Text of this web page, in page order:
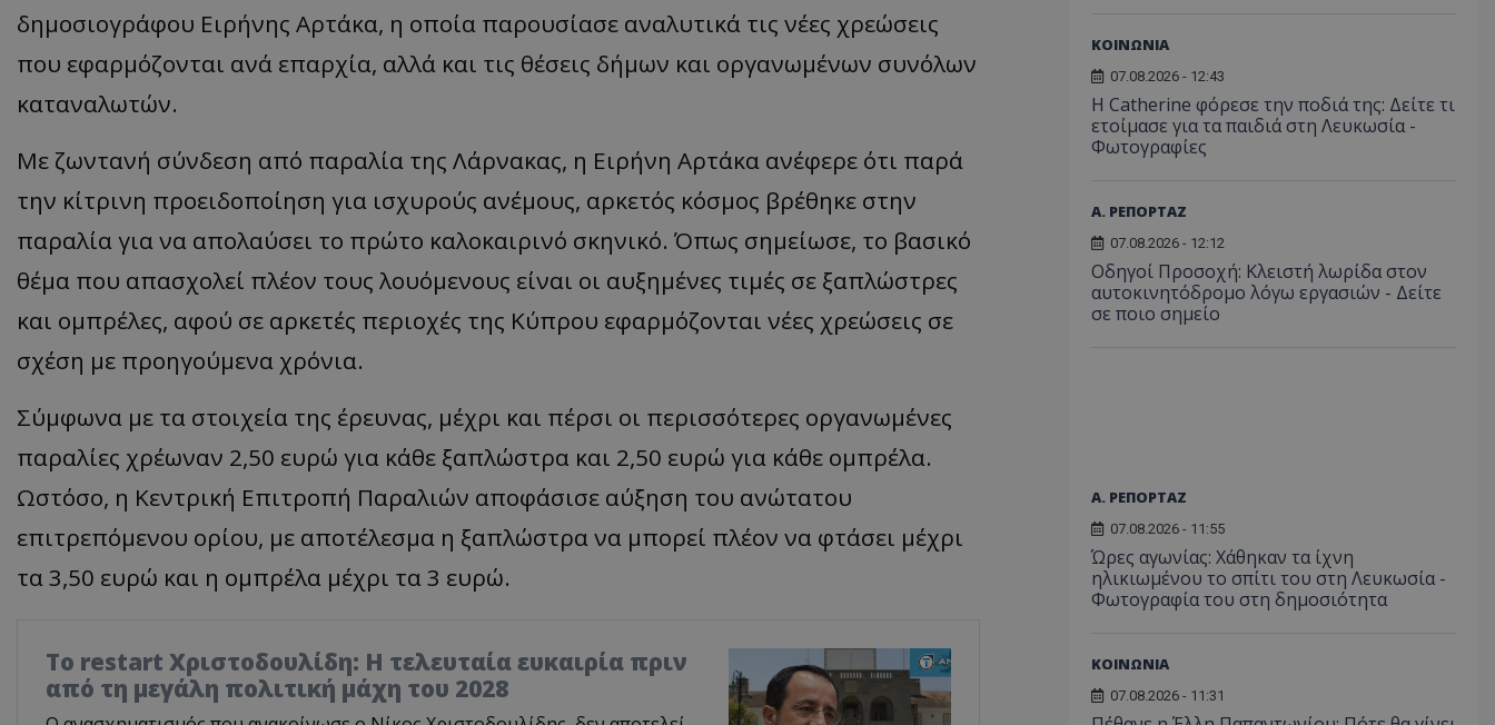
δημοσιογράφου Ειρήνης Αρτάκα, η οποία παρουσίασε αναλυτικά τις νέες χρεώσεις
που εφαρμόζονται ανά επαρχία, αλλά και τις θέσεις δήμων και οργανωμένων συνόλων
καταναλωτών.
Με ζωντανή σύνδεση από παραλία της Λάρνακας, η Ειρήνη Αρτάκα ανέφερε ότι παρά
την κίτρινη προειδοποίηση για ισχυρούς ανέμους, αρκετός κόσμος βρέθηκε στην
παραλία για να απολαύσει το πρώτο καλοκαιρινό σκηνικό. Όπως σημείωσε, το βασικό
θέμα που απασχολεί πλέον τους λουόμενους είναι οι αυξημένες τιμές σε ξαπλώστρες
και ομπρέλες, αφού σε αρκετές περιοχές της Κύπρου εφαρμόζονται νέες χρεώσεις σε
σχέση με προηγούμενα χρόνια.
Σύμφωνα με τα στοιχεία της έρευνας, μέχρι και πέρσι οι περισσότερες οργανωμένες
παραλίες χρέωναν 2,50 ευρώ για κάθε ξαπλώστρα και 2,50 ευρώ για κάθε ομπρέλα.
Ωστόσο, η Κεντρική Επιτροπή Παραλιών αποφάσισε αύξηση του ανώτατου
επιτρεπόμενου ορίου, με αποτέλεσμα η ξαπλώστρα να μπορεί πλέον να φτάσει μέχρι
τα 3,50 ευρώ και η ομπρέλα μέχρι τα 3 ευρώ.
Το restart Χριστοδουλίδη: Η τελευταία ευκαιρία πριν
από τη μεγάλη πολιτική μάχη του 2028
ΚΟΙΝΩΝΙΑ
07.08.2026 - 12:43
Η Catherine φόρεσε την ποδιά της: Δείτε τι
ετοίμασε για τα παιδιά στη Λευκωσία -
Φωτογραφίες
Α. ΡΕΠΟΡΤΑΖ
07.08.2026 - 12:12
Οδηγοί Προσοχή: Κλειστή λωρίδα στον
αυτοκινητόδρομο λόγω εργασιών - Δείτε
σε ποιο σημείο
Α. ΡΕΠΟΡΤΑΖ
07.08.2026 - 11:55
Ώρες αγωνίας: Χάθηκαν τα ίχνη
ηλικιωμένου το σπίτι του στη Λευκωσία -
Φωτογραφία του στη δημοσιότητα
ΚΟΙΝΩΝΙΑ
07.08.2026 - 11:31